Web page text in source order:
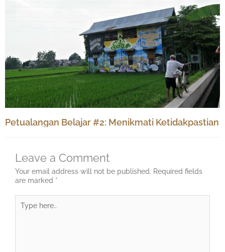
Petualangan Belajar #2: Menikmati Ketidakpastian
Leave a Comment
Your email address will not be published. Required fields
are marked *
here..